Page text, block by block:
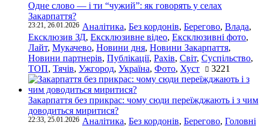
Одне слово — і ти “чужий”: як говорять у селах
Закарпаття?
23:21, 26.01.2026 Аналітика, Без кордонів, Берегово, Влада,
Ексклюзив ЗД, Ексклюзивне відео, Ексклюзивні фото,
Лайт, Мукачево, Новини дня, Новини Закарпаття,
Новини партнерів, Публікації, Рахів, Світ, Суспільство,
ТОП, Тячів, Ужгород, Україна, Фото, Хуст 3221
Закарпаття без прикрас: чому сюди переїжджають і з чим
доводиться миритися?
22:33, 25.01.2026 Аналітика, Без кордонів, Берегово, Головні